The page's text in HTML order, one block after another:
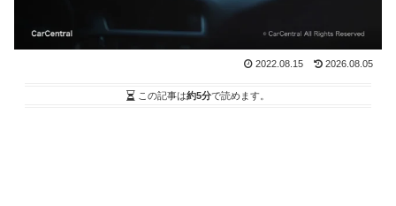
2022.08.15 2026.08.05
この記事は約5分で読めます。